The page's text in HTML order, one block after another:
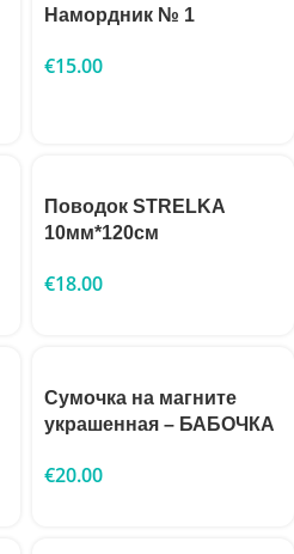
Намордник № 1
€15.00
Поводок STRELKA
10мм*120см
€18.00
Сумочка на магните
украшенная – БАБОЧКА
€20.00